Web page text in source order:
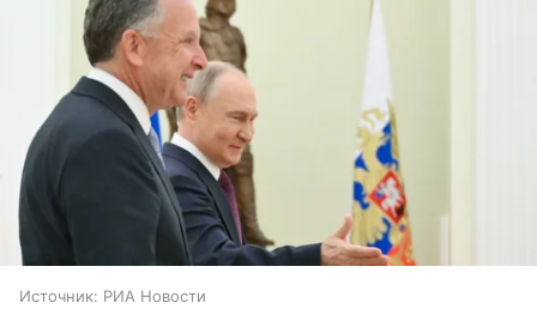
Источник: РИА Новости